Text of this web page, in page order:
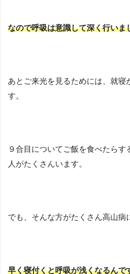
なので呼吸は意識して深く行いま
あとご来光を見るためには、就寝
す。
９合目についてご飯を食べたらす
人がたくさんいます。
でも、そんな方がたくさん高山病
早く寝付くと呼吸が浅くなるんで